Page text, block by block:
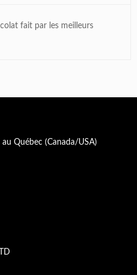
fait par les meilleurs
Québec (Canada/USA)